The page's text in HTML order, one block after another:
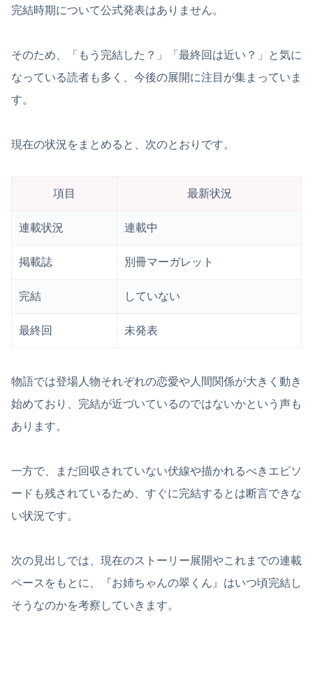
完結時期について公式発表はありません。
そのため、「もう完結した？」「最終回は近い？」と気に
なっている読者も多く、今後の展開に注目が集まっていま
す。
現在の状況をまとめると、次のとおりです。
項目 最新状況
連載状況 連載中
掲載誌 別冊マーガレット
完結 していない
最終回 未発表
物語では登場人物それぞれの恋愛や人間関係が大きく動き
始めており、完結が近づいているのではないかという声も
あります。
一方で、まだ回収されていない伏線や描かれるべきエピソ
ードも残されているため、すぐに完結するとは断言できな
い状況です。
次の見出しでは、現在のストーリー展開やこれまでの連載
ペースをもとに、『お姉ちゃんの翠くん』はいつ頃完結し
そうなのかを考察していきます。